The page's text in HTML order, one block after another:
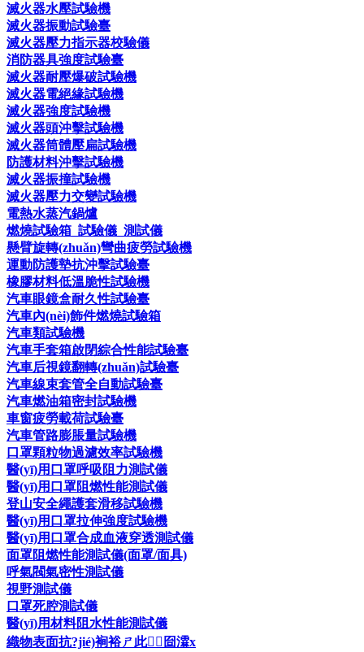
滅火器水壓試驗機
滅火器振動試驗臺
滅火器壓力指示器校驗儀
消防器具強度試驗臺
滅火器耐壓爆破試驗機
滅火器電絕緣試驗機
滅火器強度試驗機
滅火器頭沖擊試驗機
滅火器筒體壓扁試驗機
防護材料沖擊試驗機
滅火器振撞試驗機
滅火器壓力交變試驗機
電熱水蒸汽鍋爐
燃燒試驗箱_試驗儀_測試儀
懸臂旋轉(zhuǎn)彎曲疲勞試驗機
運動防護墊抗沖擊試驗臺
橡膠材料低溫脆性試驗機
汽車眼鏡盒耐久性試驗臺
汽車內(nèi)飾件燃燒試驗箱
汽車類試驗機
汽車手套箱啟閉綜合性能試驗臺
汽車后視鏡翻轉(zhuǎn)試驗臺
汽車線束套管全自動試驗臺
汽車燃油箱密封試驗機
車窗疲勞載荷試驗臺
汽車管路膨脹量試驗機
口罩顆粒物過濾效率試驗機
醫(yī)用口罩呼吸阻力測試儀
醫(yī)用口罩阻燃性能測試儀
登山安全繩護套滑移試驗機
醫(yī)用口罩拉伸強度試驗機
醫(yī)用口罩合成血液穿透測試儀
面罩阻燃性能測試儀(面罩/面具)
呼氣閥氣密性測試儀
視野測試儀
口罩死腔測試儀
醫(yī)用材料阻水性能測試儀
織物表面抗?jié)裥裕ㄕ此┰囼瀮x